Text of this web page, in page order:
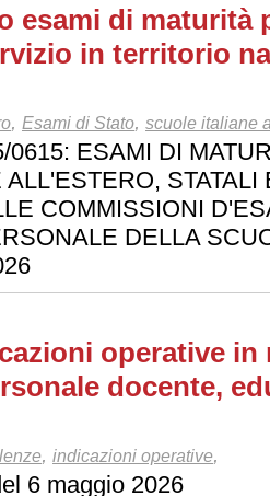
esami di maturità
in territorio
, Esami di Stato, scuole italiane
ESAMI DI
STATALI
COMMISSIONI
DELLA
operative in
docente,
, indicazioni operative,
6 maggio 2026